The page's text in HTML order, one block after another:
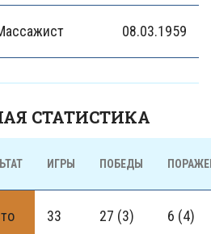
08.03.1959
СТАТИСТИКА
ИГРЫ ПОБЕДЫ
33 27 (3) 6 (4)